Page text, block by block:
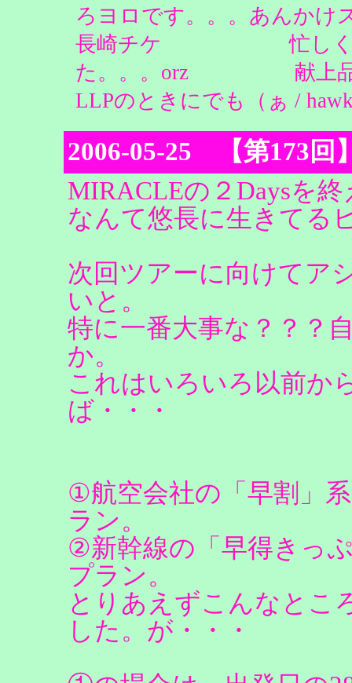
ろヨロです。。。あんかけ
長崎チケ 忙しくて献
た。。。orz 献上品は
LLPのときにでも（ぁ /
2006-05-25 【第173回
MIRACLEの２Daysを
なんて悠長に生きてる
次回ツアーに向けてア
いと。
特に一番大事な？？？
か。
これはいろいろ以前か
ば・・・
①航空会社の「早割」
ラン。
②新幹線の「早得きっ
プラン。
とりあえずこんなとこ
した。が・・・